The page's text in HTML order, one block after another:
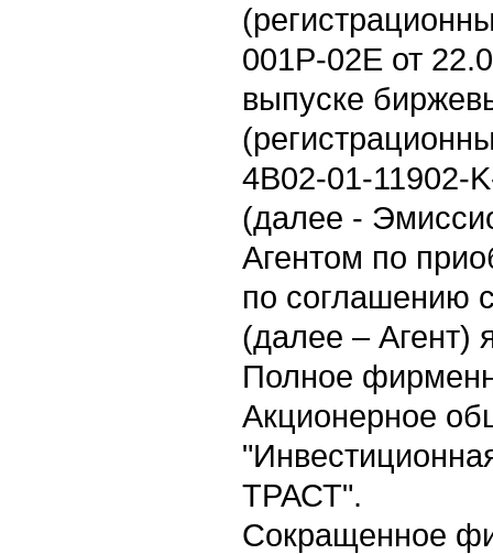
001P-02E от
выпуске
4B02-01-11902-
(далее -
Агентом по
по соглашению
(далее – Агент)
Полное
Акционерное
ТРАСТ".
Сокращенное